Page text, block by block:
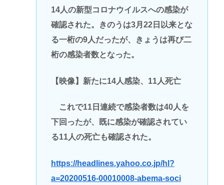
14人の新型コロナウイルスへの感染が
確認された。きのうは3月22日以来とな
る一桁の9人だったが、きょうは再び二
桁の感染者数となった。
【映像】新たに14人感染、11人死亡
これで11日連続で感染者数は40人を
下回ったが、既に感染が確認されてい
る11人の死亡も確認された。
https://headlines.yahoo.co.jp/hl?
a=20200516-00010008-abema-soci